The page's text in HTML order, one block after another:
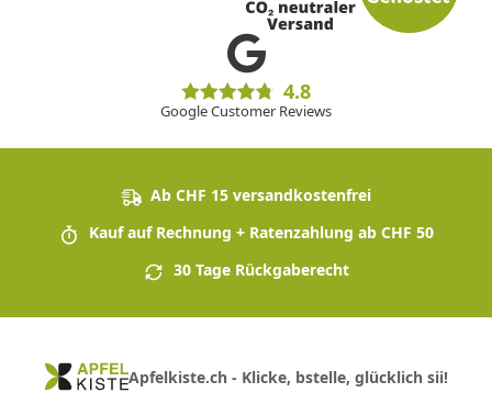
4.8
Google Customer Reviews
Ab CHF 15 versandkostenfrei
Kauf auf Rechnung + Ratenzahlung ab CHF 50
30 Tage Rückgaberecht
Apfelkiste.ch - Klicke, bstelle, glücklich sii!